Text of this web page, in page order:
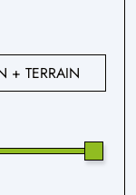
+ TERRAIN